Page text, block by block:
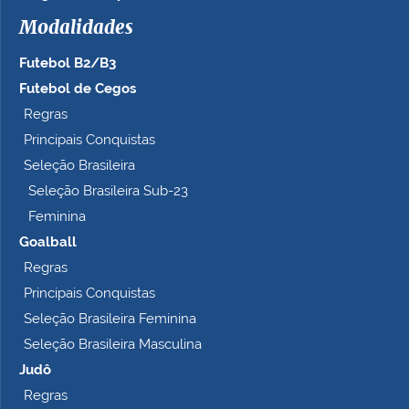
o
o
m
e
t
Modalidades
Futebol B2/B3
Futebol de Cegos
Regras
Principais Conquistas
Seleção Brasileira
Seleção Brasileira Sub-23
Feminina
Goalball
Regras
Principais Conquistas
Seleção Brasileira Feminina
Seleção Brasileira Masculina
Judô
Regras